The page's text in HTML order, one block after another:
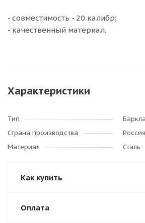
- совместимость - 20 калибр;
- качественный материал.
Характеристики
Тип
Страна производства
Россия
Материал
Сталь
Как купить
Оплата